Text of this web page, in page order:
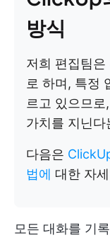
방식
저희 편집팀은
로 하며, 특정
르고 있으므
가치를 지닌
다음은
법에 대한 자
모든 대화를 기